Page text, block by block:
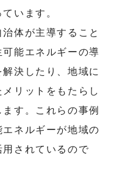
います。
体が主導すること
能エネルギーの導
決したり、地域に
リットをもたらし
す。これらの事例
ネルギーが地域の
されているので